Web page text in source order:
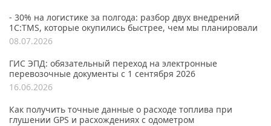
- 30% на логистике за полгода: разбор двух внедрений
1С:TMS, которые окупились быстрее, чем мы планировали
08.07.2026
ГИС ЭПД: обязательный переход на электронные
перевозочные документы с 1 сентября 2026
16.06.2026
Как получить точные данные о расходе топлива при
глушении GPS и расхождениях с одометром